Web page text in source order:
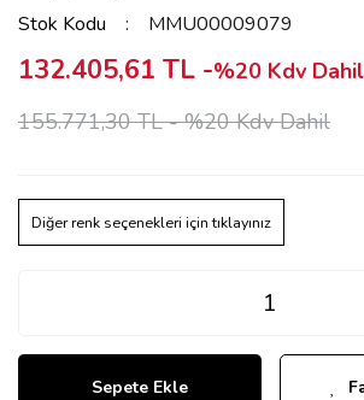
Stok Kodu MMU00009079
132.405,61 TL -%20 Kdv Dahil
155.771,30 TL -%20 Kdv Dahil
Diğer renk seçenekleri için tıklayınız
Sepete Ekle